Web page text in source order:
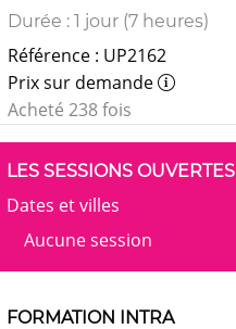
Durée : 1 jour (7 heures)
Référence : UP2162
Prix sur demande
Acheté 238 fois
LES SESSIONS OUVERTES
Dates et villes
Aucune session
FORMATION INTRA